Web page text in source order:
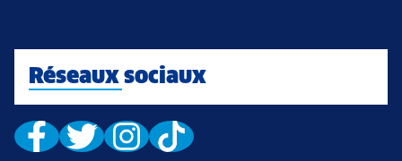
Réseaux sociaux